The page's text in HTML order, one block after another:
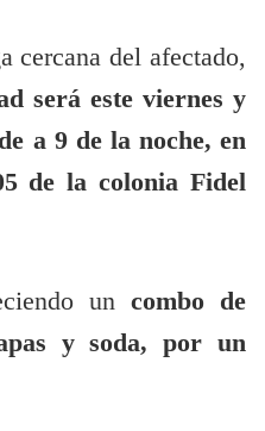
cercana del afectado,
será este viernes y
a 9 de la noche, en
de la colonia Fidel
un combo de
y soda, por un